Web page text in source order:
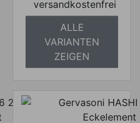
versandkostenfrei
ALLE
VARIANTEN
ZEIGEN